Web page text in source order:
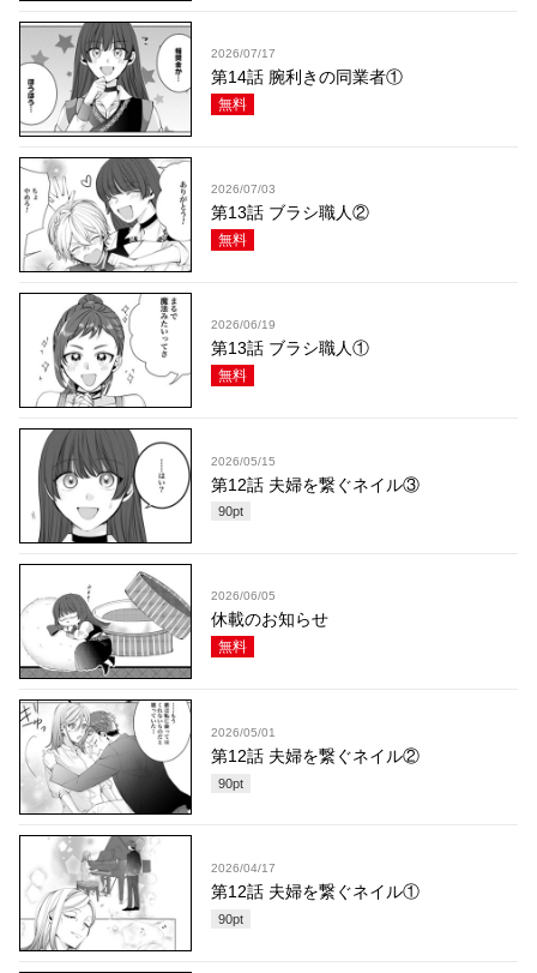
2026/07/17
第14話 腕利きの同業者①
無料
2026/07/03
第13話 ブラシ職人②
無料
2026/06/19
第13話 ブラシ職人①
無料
2026/05/15
第12話 夫婦を繋ぐネイル③
90pt
2026/06/05
休載のお知らせ
無料
2026/05/01
第12話 夫婦を繋ぐネイル②
90pt
2026/04/17
第12話 夫婦を繋ぐネイル①
90pt